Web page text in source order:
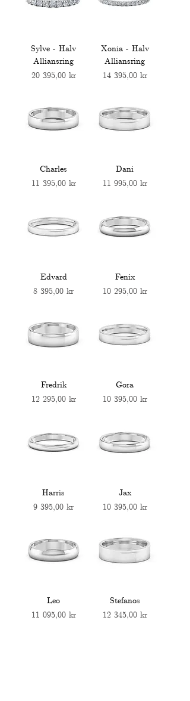
Sylve - Halv
Alliansring
Pris
20 395,00 kr
Xonia - Halv
Alliansring
Pris
14 395,00 kr
Charles
Pris
11 395,00 kr
Dani
Pris
11 995,00 kr
Edvard
Pris
8 395,00 kr
Fenix
Pris
10 295,00 kr
Fredrik
Pris
12 295,00 kr
Gora
Pris
10 395,00 kr
Harris
Pris
9 395,00 kr
Jax
Pris
10 395,00 kr
Leo
Pris
11 095,00 kr
Stefanos
Pris
12 345,00 kr